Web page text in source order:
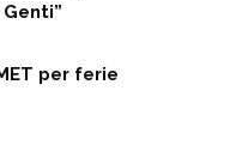
per ferie